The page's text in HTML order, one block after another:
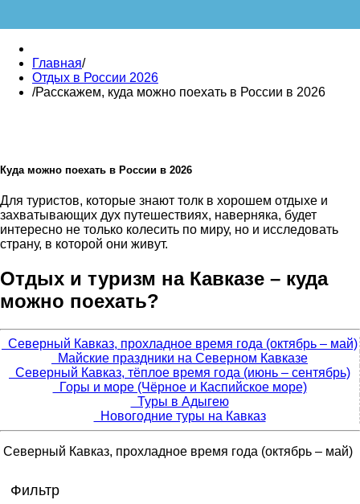
Главная/
Отдых в России 2026
/Расскажем, куда можно поехать в России в 2026
Куда можно поехать в России в 2026
Для туристов, которые знают толк в хорошем отдыхе и
захватывающих дух путешествиях, наверняка, будет
интересно не только колесить по миру, но и исследовать
страну, в которой они живут.
Отдых и туризм на Кавказе – куда
можно поехать?
Северный Кавказ, прохладное время года (октябрь – май)
Майские праздники на Северном Кавказе
Северный Кавказ, тёплое время года (июнь – сентябрь)
Горы и море (Чёрное и Каспийское море)
Туры в Адыгею
Новогодние туры на Кавказ
Северный Кавказ, прохладное время года (октябрь – май)
Фильтр